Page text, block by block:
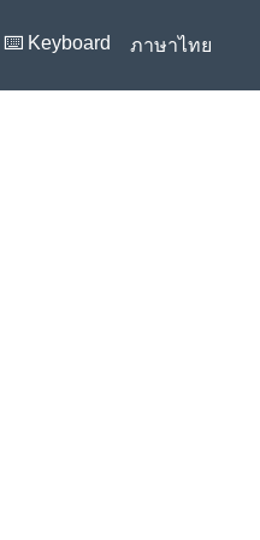
⌨️ Keyboard ภาษาไทย